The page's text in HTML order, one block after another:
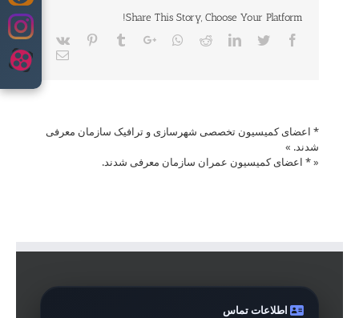
to
Share This Story, Choose Your Platform!
Facebook
Twitter
LinkedIn
Reddit
Whatsapp
Google+
Tumblr
Pinterest
Vk
Email
* اعضای کمیسیون تخصصی شهرسازی و ترافیک سازمان معرفی
شدند. »
«* اعضای کمیسیون عمران سازمان معرفی شدند.
اطلاعات تماس